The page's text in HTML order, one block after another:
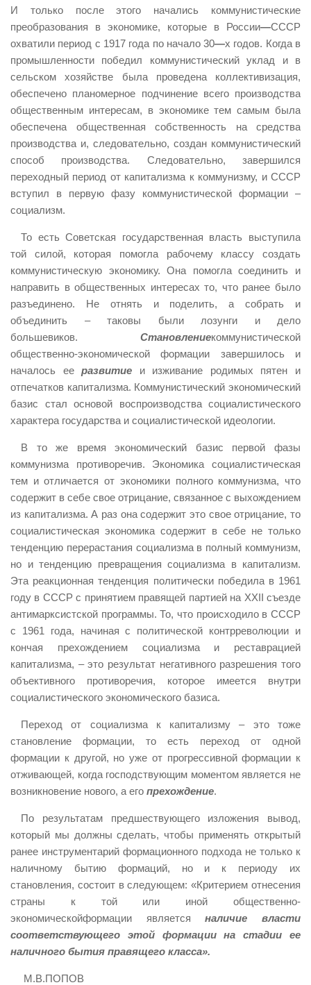
И только после этого начались коммунистические
преобразования в экономике, которые в России—СССР
охватили период с 1917 года по начало 30—х годов. Когда в
промышленности победил коммунистический уклад и в
сельском хозяйстве была проведена коллективизация,
обеспечено планомерное подчинение всего производства
общественным интересам, в экономике тем самым была
обеспечена общественная собственность на средства
производства и, следовательно, создан коммунистический
способ производства. Следовательно, завершился
переходный период от капитализма к коммунизму, и СССР
вступил в первую фазу коммунистической формации –
социализм.
То есть Советская государственная власть выступила
той силой, которая помогла рабочему классу создать
коммунистическую экономику. Она помогла соединить и
направить в общественных интересах то, что ранее было
разъединено. Не отнять и поделить, а собрать и
объединить – таковы были лозунги и дело
большевиков. Становлениекоммунистической
общественно-экономической формации завершилось и
началось ееразвитие и изживание родимых пятен и
отпечатков капитализма. Коммунистический экономический
базис стал основой воспроизводства социалистического
характера государства и социалистической идеологии.
В то же время экономический базис первой фазы
коммунизма противоречив. Экономика социалистическая
тем и отличается от экономики полного коммунизма, что
содержит в себе свое отрицание, связанное с выхождением
из капитализма. А раз она содержит это свое отрицание, то
социалистическая экономика содержит в себе не только
тенденцию перерастания социализма в полный коммунизм,
но и тенденцию превращения социализма в капитализм.
Эта реакционная тенденция политически победила в 1961
году в СССР с принятием правящей партией на ХХII съезде
антимарксистской программы. То, что происходило в СССР
с 1961 года, начиная с политической контрреволюции и
кончая прехождением социализма и реставрацией
капитализма, – это результат негативного разрешения того
объективного противоречия, которое имеется внутри
социалистического экономического базиса.
Переход от социализма к капитализму – это тоже
становление формации, то есть переход от одной
формации к другой, но уже от прогрессивной формации к
отживающей, когда господствующим моментом является не
возникновение нового, а его прехождение.
По результатам предшествующего изложения вывод,
который мы должны сделать, чтобы применять открытый
ранее инструментарий формационного подхода не только к
наличному бытию формаций, но и к периоду их
становления, состоит в следующем: «Критерием отнесения
страны к той или иной общественно-
экономическойформации является наличие власти
соответствующего этой формации на стадии ее
наличного бытия правящего класса».
М.В.ПОПОВ